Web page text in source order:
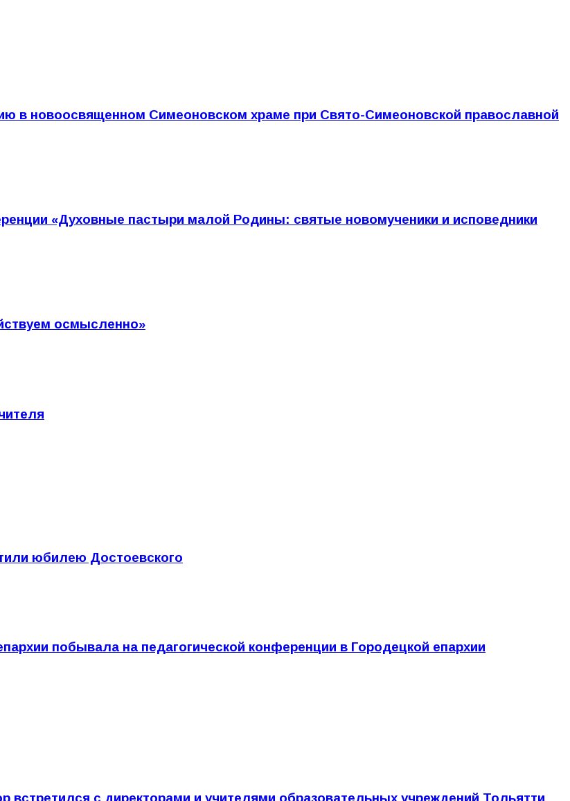
в новоосвященном Симеоновском храме при Свято-Симеоновской православной
«Духовные пастыри малой Родины: святые новомученики и исповедники
осмысленно»
юбилею Достоевского
побывала на педагогической конференции в Городецкой епархии